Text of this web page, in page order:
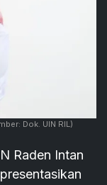
Dok. UIN RIL)
Raden Intan